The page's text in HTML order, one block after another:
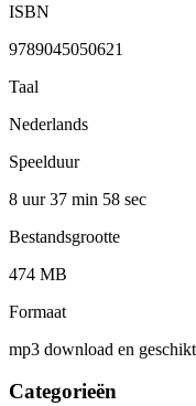
ISBN
9789045050621
Taal
Nederlands
Speelduur
8 uur 37 min 58 sec
Bestandsgrootte
474 MB
Formaat
mp3 download en
Categorieën